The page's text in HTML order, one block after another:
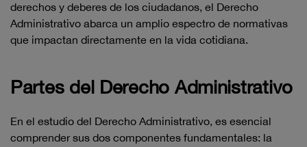
derechos y deberes de los ciudadanos, el Derecho
Administrativo abarca un amplio espectro de normativas
que impactan directamente en la vida cotidiana.
Partes del Derecho Administrativo
En el estudio del Derecho Administrativo, es esencial
comprender sus dos componentes fundamentales: la